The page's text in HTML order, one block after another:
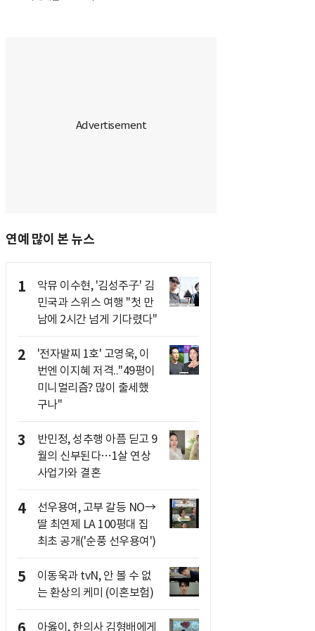
연예 많이 본 뉴스
1
악뮤 이수현, '김성주子' 김
민국과 스위스 여행 "첫 만
남에 2시간 넘게 기다렸다"
2
'전자발찌 1호' 고영욱, 이
번엔 이지혜 저격.."49평이
미니멀리즘? 많이 출세했
구나"
3
반민정, 성추행 아픔 딛고 9
월의 신부된다…1살 연상
사업가와 결혼
4
선우용여, 고부 갈등 NO→
딸 최연제 LA 100평대 집
최초 공개('순풍 선우용여')
5
이동욱과 tvN, 안 볼 수 없
는 환상의 케미 (이혼보험)
아옳이, 한의사 김형배에게